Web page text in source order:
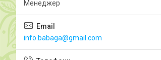
Менеджер
info.babaga@gmail.com